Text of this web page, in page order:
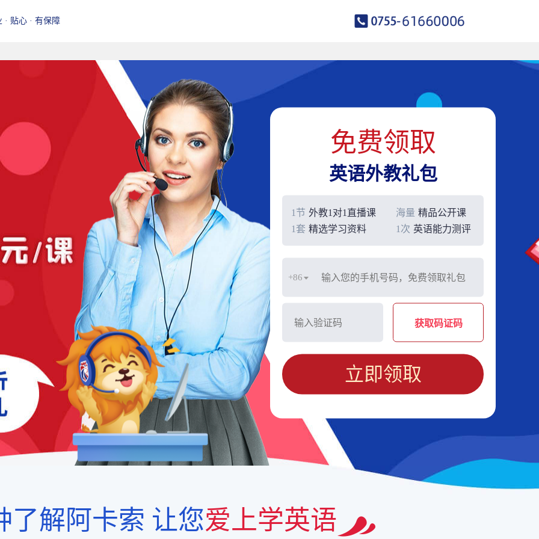
· 贴心 · 有保障
免费领取
英语外教礼包
1节 外教1对1直播课 海量 精品公开课
1套 精选学习资料 1次 英语能力测评
+86
获取码证码
立即领取
了解阿卡索 让您爱上学英语